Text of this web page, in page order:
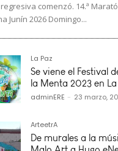
comenzó. 14.ª
Junín 2026 Domingo...
La Paz
Se viene el Festival
la Menta 2023 en
adminERE - 23 marzo,
ArteetrA
De murales a la